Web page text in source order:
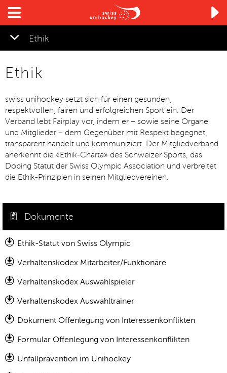

Ethik
Ethik
swiss unihockey setzt sich für einen gesunden,
respektvollen, fairen und erfolgreichen Sport ein. Der
Verband lebt Fairplay vor, indem er – sowie seine Organe
und Mitglieder – dem Gegenüber mit Respekt begegnet,
transparent handelt und kommuniziert. Der Mitgliedverband
anerkennt die «Ethik-Charta» des Schweizer Sports, das
Doping Statut der Swiss Olympic Association und verbreitet
die Ethik-Prinzipien in seinen Mitgliedvereinen.
Dokumente
Ethik-Statut von Swiss Olympic
Verhaltenskodex Mitarbeiter/Funktionäre
Verhaltenskodex Auswahlspieler
Verhaltenskodex Auswahltrainer
Dokument Offenlegung von Interessenkonflikten
Formular Offenlegung von Interessenkonflikten
Unfallprävention im Unihockey